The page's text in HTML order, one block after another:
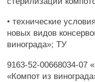
• технические
новых видов
винограда»; ТУ
9163-52-00668034-07
«Компот из